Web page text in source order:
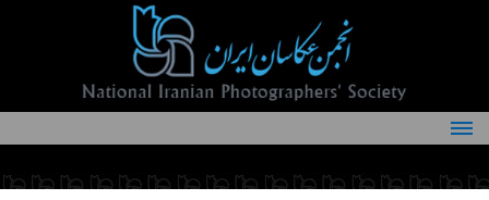
درباره انجمن
کمیته‌های انجمن